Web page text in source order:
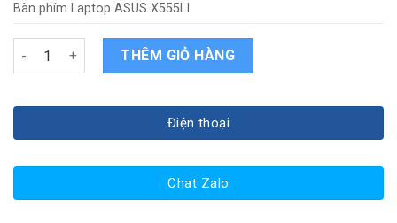
Bàn phím Laptop ASUS X555LI
Bàn phím Laptop ASUS X555LI quantity
THÊM GIỎ HÀNG
Điện thoại
Chat Zalo